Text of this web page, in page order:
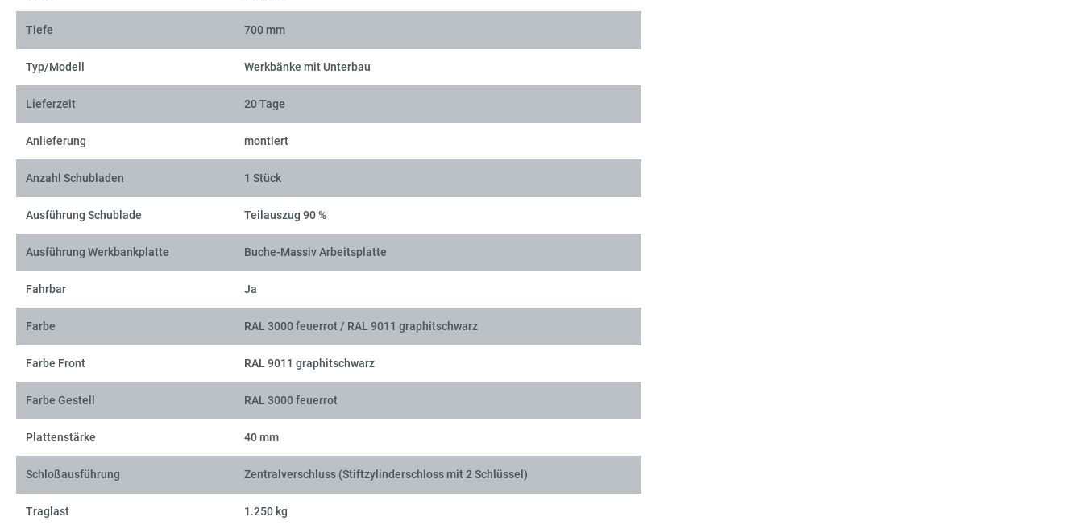
Tiefe 700 mm
Typ/Modell Werkbänke mit Unterbau
Lieferzeit 20 Tage
Anlieferung montiert
Anzahl Schubladen 1 Stück
Ausführung Schublade Teilauszug 90 %
Ausführung Werkbankplatte Buche-Massiv Arbeitsplatte
Fahrbar Ja
Farbe RAL 3000 feuerrot / RAL 9011 graphitschwarz
Farbe Front RAL 9011 graphitschwarz
Farbe Gestell RAL 3000 feuerrot
Plattenstärke 40 mm
Schloßausführung Zentralverschluss (Stiftzylinderschloss mit 2 Schlüssel)
Traglast 1.250 kg